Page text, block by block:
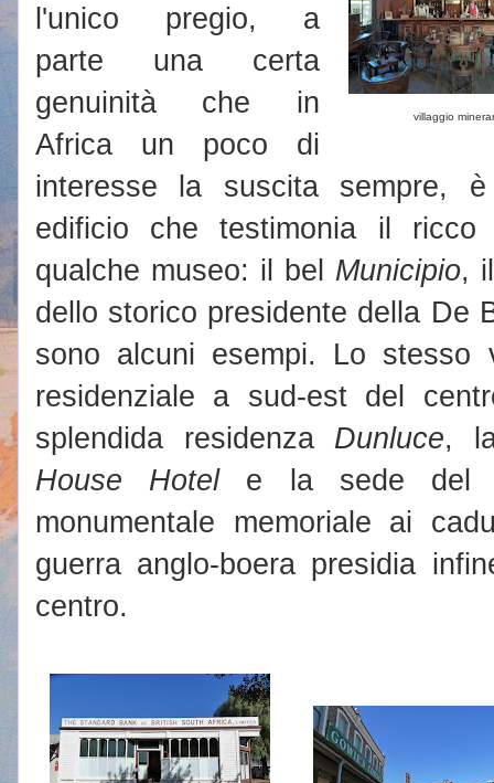
villaggio
l'unico pregio, a
parte una certa
genuinità che in
Africa un poco di
interesse la suscita sempre,
edificio che testimonia il
qualche museo: il bel Municipio,
dello storico presidente della De
sono alcuni esempi. Lo stesso
residenziale a sud-est del
splendida residenza Dunluce,
House Hotele la sede del
monumentale memoriale ai
guerra anglo-boera presidia
centro.